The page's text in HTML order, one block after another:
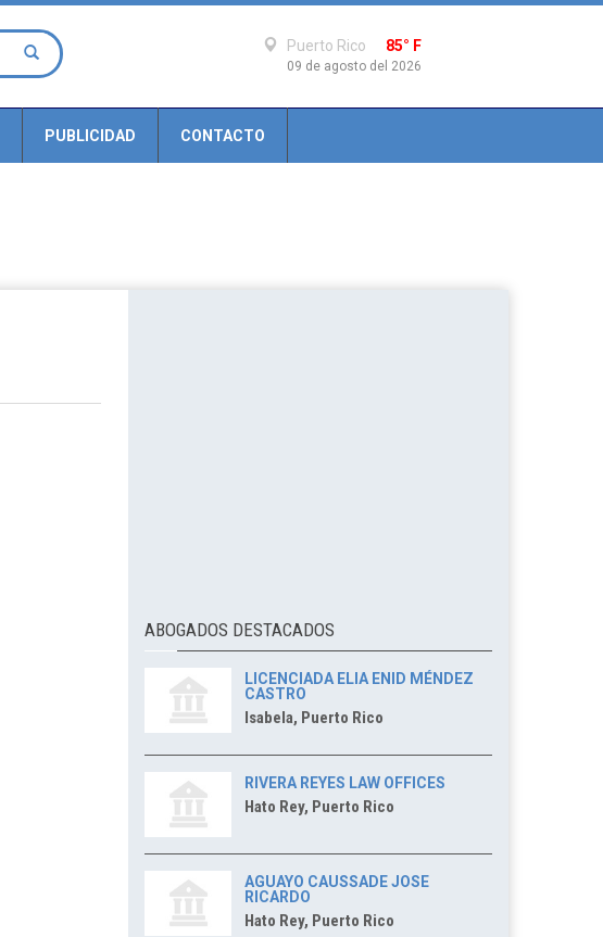
Puerto Rico 85° F
09 de agosto del 2026
PUBLICIDAD CONTACTO
ABOGADOS DESTACADOS
LICENCIADA ELIA ENID MÉNDEZ
CASTRO
Isabela, Puerto Rico
RIVERA REYES LAW OFFICES
Hato Rey, Puerto Rico
AGUAYO CAUSSADE JOSE
RICARDO
Hato Rey, Puerto Rico